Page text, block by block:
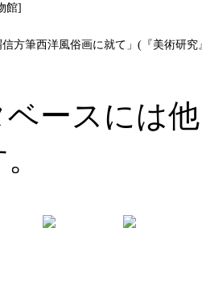
館]
方筆西洋風俗画に就て」(『美術研究
ースには